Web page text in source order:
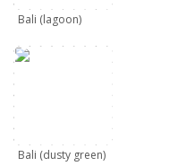
Bali (lagoon)
Bali (dusty green)